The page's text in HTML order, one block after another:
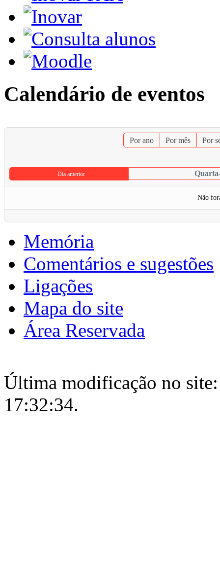
Calendário de eventos
Por ano Por mês Por
Dia anterior
Não
Memória
Comentários e sugestões
Ligações
Mapa do site
Área Reservada
Última modificação no
17:32:34.